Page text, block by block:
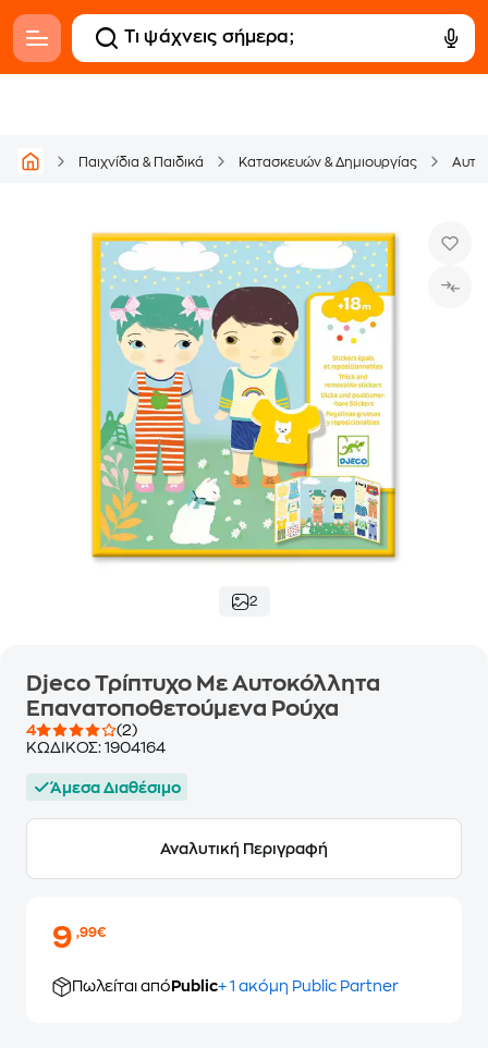
Παιχνίδια & Παιδικά Κατασκευών & Δημιουργίας
2
Djeco Τρίπτυχο Με Αυτοκόλλητα
Επανατοποθετούμενα Ρούχα
4
(2)
ΚΩΔΙΚΟΣ: 1904164
Άμεσα Διαθέσιμο
Αναλυτική Περιγραφή
9,99€
Πωλείται από Public+ 1 ακόμη Public Partner